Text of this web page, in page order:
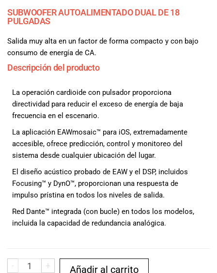
teclados y
todas las
necesidades
musicales.
música está
aquí para
ayudarte a
encontrar el
instrumento o
equipo de
audio
adecuado para
ti, y ofrecerte el
mejor servicio
posible.
Además,
promociones
SUBWOOFER AUTOALIMENTADO DUAL DE 18
PULGADAS
Salida muy alta en un factor de forma compacto y con bajo
consumo de energía de CA.
Descripción del producto
La operación cardioide con pulsador proporciona
directividad para reducir el exceso de energía de baja
frecuencia en el escenario.
La aplicación EAWmosaic™ para iOS, extremadamente
accesible, ofrece predicción, control y monitoreo del
sistema desde cualquier ubicación del lugar.
El diseño acústico probado de EAW y el DSP, incluidos
Focusing™ y DynO™, proporcionan una respuesta de
impulso prístina en todos los niveles de salida.
Red Dante™ integrada (con bucle) en todos los modelos,
incluida la capacidad de redundancia analógica.
- + Añadir al carrito